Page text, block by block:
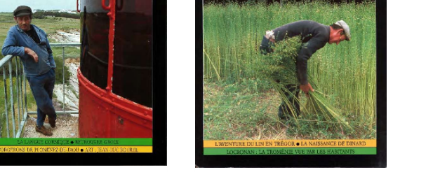
être
la
du
produit
être
choisies
sur
la
page
du
produit